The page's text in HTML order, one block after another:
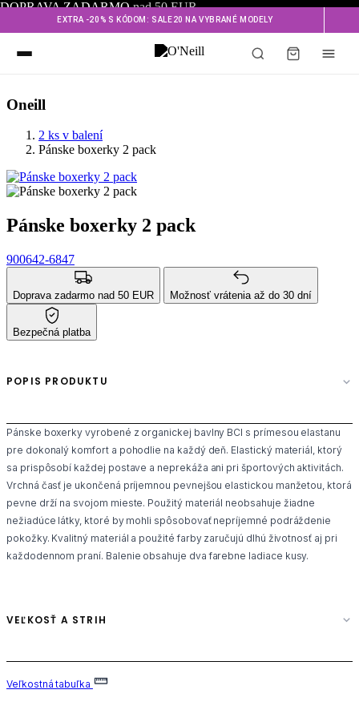
DOPRAVA ZADARMOnad 50 EUR
EXTRA -20% S KÓDOM: SALE20 NA VYBRANÉ MODELY
Oneill
2 ks v balení
Pánske boxerky 2 pack
Pánske boxerky 2 pack
900642-6847
Doprava zadarmo nad 50 EUR Možnosť vrátenia až do 30 dní
Bezpečná platba
POPIS PRODUKTU
Pánske boxerky vyrobené z organickej bavlny BCI s prímesou elastanu
pre dokonalý komfort a pohodlie na každý deň. Elastický materiál, ktorý
sa prispôsobí každej postave a neprekáža ani pri športových aktivitách.
Vrchná časť je ukončená príjemnou pevnejšou elastickou manžetou, ktorá
pevne drží na svojom mieste. Použitý materiál neobsahuje žiadne
nežiadúce látky, ktoré by mohli spôsobovať nepríjemné podráždenie
pokožky. Kvalitný materiál a použité farby zaručujú dlhú životnosť aj pri
každodennom praní. Balenie obsahuje dva farebne ladiace kusy.
VEĽKOSŤ A STRIH
Veľkostná tabuľka